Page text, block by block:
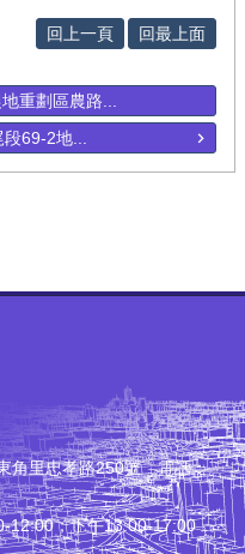
回上一頁 回最上面
重劃區農路...
69-2地...
角里忠孝路250號 電話：
12:00；下午13:00-17:00